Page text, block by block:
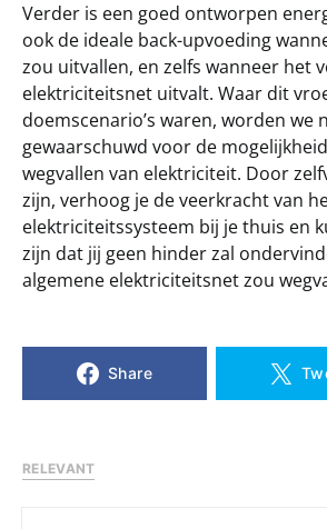
Verder is een goed ontworpen
ook de ideale back-upvoeding
zou uitvallen, en zelfs wanneer het
elektriciteitsnet uitvalt. Waar dit
doemscenario’s waren, worden we
gewaarschuwd voor de
wegvallen van elektriciteit. Door
zijn, verhoog je de veerkracht van
elektriciteitssysteem bij je thuis en
zijn dat jij geen hinder zal
algemene elektriciteitsnet zou
Share
RELEVANT